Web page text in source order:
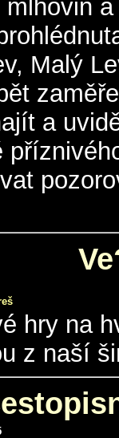
Malý
a
hry na
z naší